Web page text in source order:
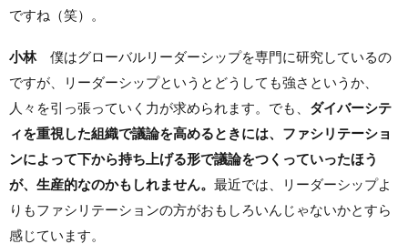
ですね（笑）。
小林僕はグローバルリーダーシップを専門に研究しているの
ですが、リーダーシップというとどうしても強さというか、
人々を引っ張っていく力が求められます。でも、 ダイバーシテ
ィを重視した組織で議論を高めるときには、ファシリテーショ
ンによって下から持ち上げる形で議論をつくっていったほう
が、生産的なのかもしれません。 最近では、リーダーシップよ
りもファシリテーションの方がおもしろいんじゃないかとすら
感じています。